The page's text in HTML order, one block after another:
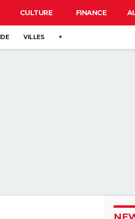
CULTURE FINANCE
VILLES +